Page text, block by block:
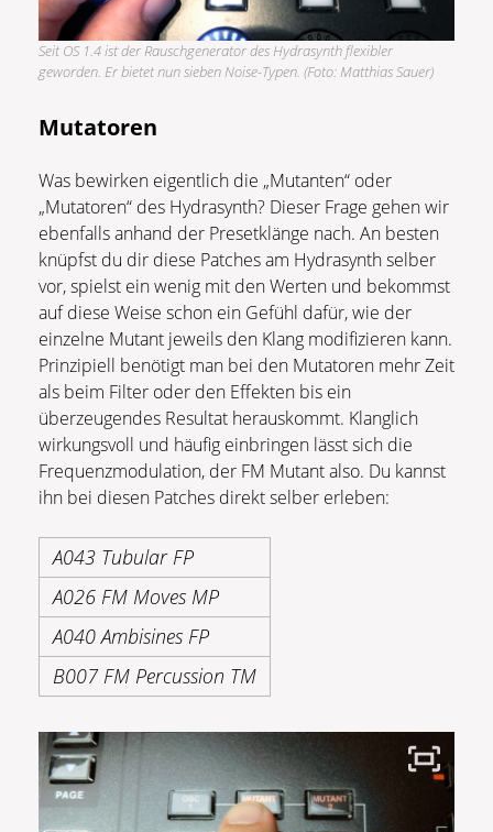
Seit OS 1.4 ist der Rauschgenerator des Hydrasynth flexibler
geworden. Er bietet nun sieben Noise-Typen. (Foto: Matthias Sauer)
Mutatoren
Was bewirken eigentlich die „Mutanten“ oder
„Mutatoren“ des Hydrasynth? Dieser Frage gehen wir
ebenfalls anhand der Presetklänge nach. An besten
knüpfst du dir diese Patches am Hydrasynth selber
vor, spielst ein wenig mit den Werten und bekommst
auf diese Weise schon ein Gefühl dafür, wie der
einzelne Mutant jeweils den Klang modifizieren kann.
Prinzipiell benötigt man bei den Mutatoren mehr Zeit
als beim Filter oder den Effekten bis ein
überzeugendes Resultat herauskommt. Klanglich
wirkungsvoll und häufig einbringen lässt sich die
Frequenzmodulation, der FM Mutant also. Du kannst
ihn bei diesen Patches direkt selber erleben:
A043 Tubular FP
A026 FM Moves MP
A040 Ambisines FP
B007 FM Percussion TM